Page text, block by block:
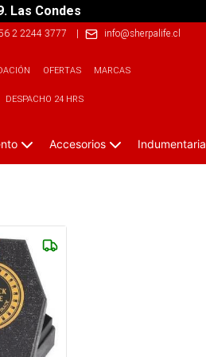
Las Condes
2 2244 3777 | info@sherpalife.cl
OFERTAS MARCAS
DESPACHO 24 HRS
Accesorios Indumentaria